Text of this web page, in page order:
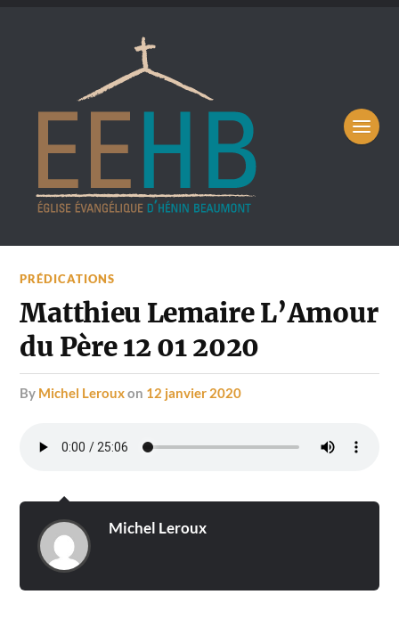
PRÉDICATIONS
Matthieu Lemaire L’Amour
du Père 12 01 2020
by Michel Lerouxon 12 janvier 2020
Michel Leroux